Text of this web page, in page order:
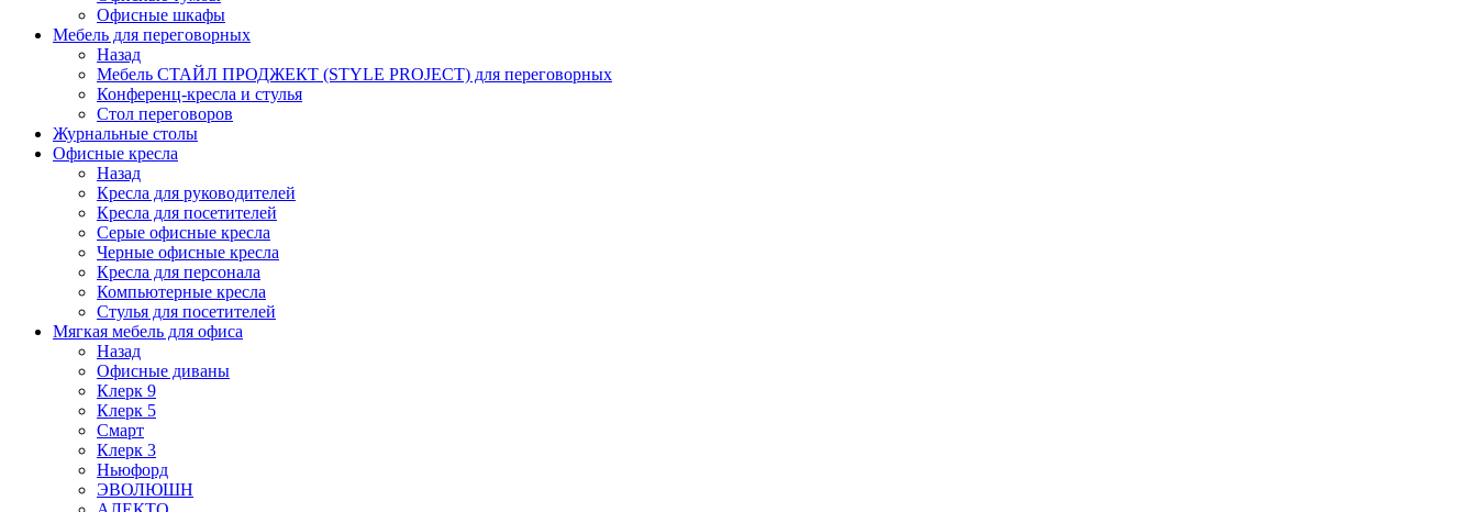
Офисные шкафы
Мебель для переговорных
Назад
Мебель СТАЙЛ ПРОДЖЕКТ (STYLE PROJECT) для переговорных
Конференц-кресла и стулья
Стол переговоров
Журнальные столы
Офисные кресла
Назад
Кресла для руководителей
Кресла для посетителей
Серые офисные кресла
Черные офисные кресла
Кресла для персонала
Компьютерные кресла
Стулья для посетителей
Мягкая мебель для офиса
Назад
Офисные диваны
Клерк 9
Клерк 5
Смарт
Клерк 3
Ньюфорд
ЭВОЛЮШН